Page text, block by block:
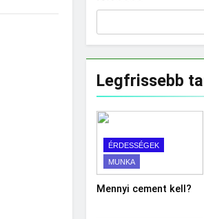
Legfrissebb
ÉRDESSÉGEK
MUNKA
Mennyi cement kell?